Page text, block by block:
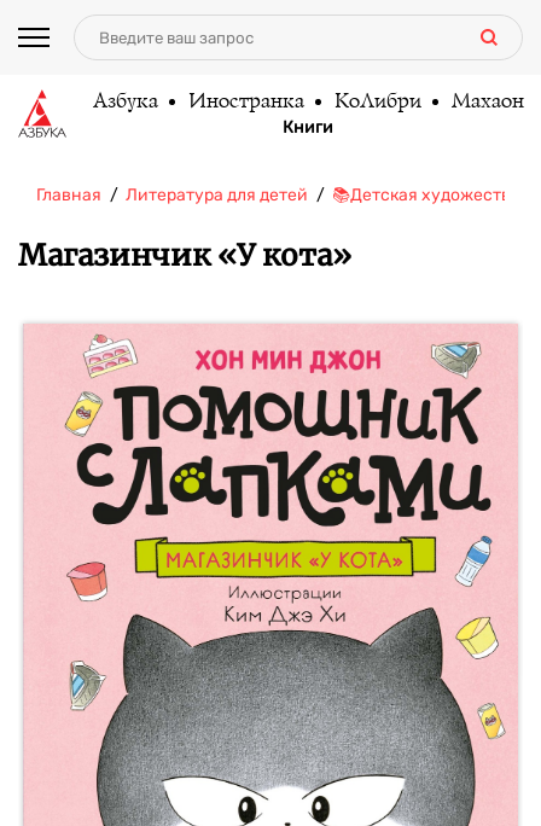
Азбука Иностранка КоЛибри Махаон
Книги
Главная Литература для детей 📚Детская
Магазинчик «У кота»